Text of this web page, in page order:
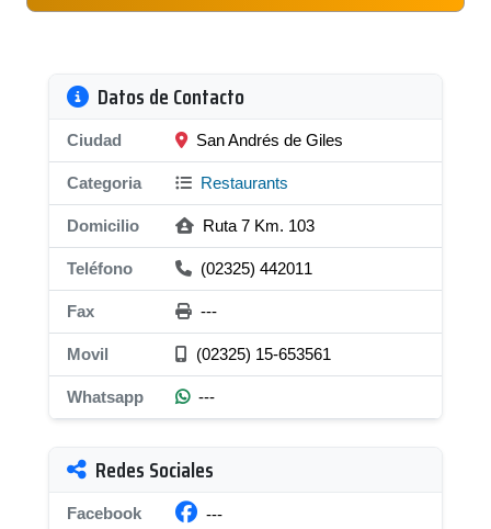
Datos de Contacto
Ciudad San Andrés de Giles
Categoria Restaurants
Domicilio Ruta 7 Km. 103
Teléfono (02325) 442011
Fax ---
Movil (02325) 15-653561
Whatsapp ---
Redes Sociales
Facebook ---